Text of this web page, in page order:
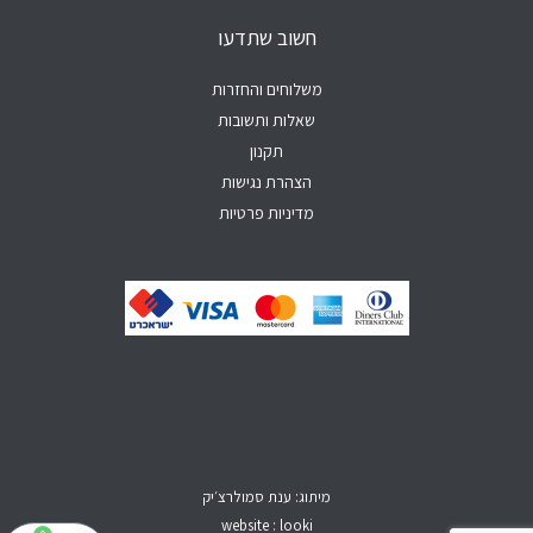
חשוב שתדעו
משלוחים והחזרות
שאלות ותשובות
תקנון
הצהרת נגישות
מדיניות פרטיות
מיתוג: ענת סמולרצ׳יק
website : looki